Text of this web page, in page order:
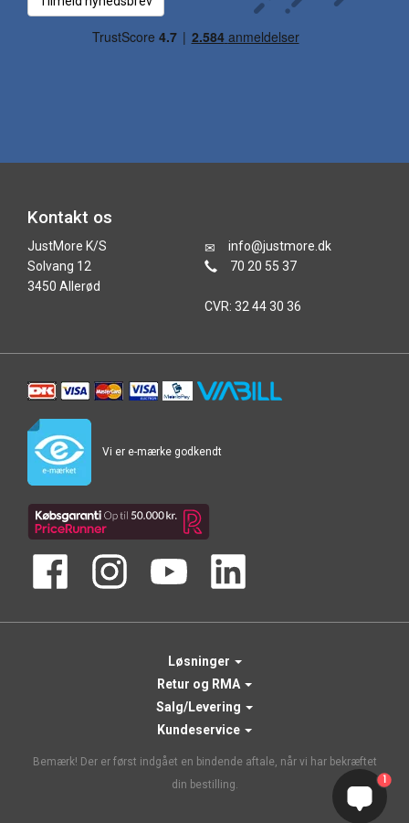
Kontakt os
JustMore K/S
Solvang 12
3450 Allerød
info@justmore.dk
70 20 55 37
CVR: 32 44 30 36
Vi er e-mærke godkendt
Løsninger
Retur og RMA
Salg/Levering
Kundeservice
Bemærk! Der er først indgået en bindende aftale, når vi har bekræftet
din bestilling.
1